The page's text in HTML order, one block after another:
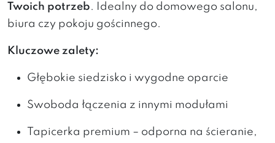
Twoich potrzeb. Idealny do domowego salonu,
biura czy pokoju gościnnego.
Kluczowe zalety:
Głębokie siedzisko i wygodne oparcie
Swoboda łączenia z innymi modułami
Tapicerka premium – odporna na ścieranie,